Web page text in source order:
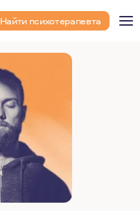
Найти психотерапевта